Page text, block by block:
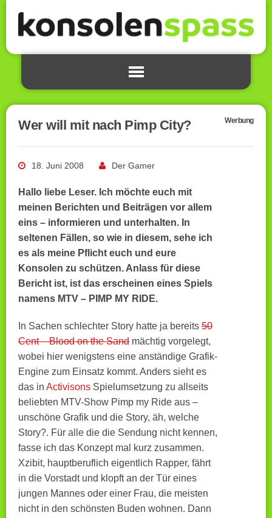
Wer will mit nach Pimp City? Werbung
18. Juni 2008 Der Gamer
Hallo liebe Leser. Ich möchte euch mit
meinen Berichten und Beiträgen vor allem
eins – informieren und unterhalten. In
seltenen Fällen, so wie in diesem, sehe ich
es als meine Pflicht euch und eure
Konsolen zu schützen. Anlass für diese
Bericht ist, ist das erscheinen eines Spiels
namens MTV – PIMP MY RIDE.
In Sachen schlechter Story hatte ja bereits 50
Cent – Blood on the Sand mächtig vorgelegt,
wobei hier wenigstens eine anständige Grafik-
Engine zum Einsatz kommt. Anders sieht es
das in Activisons Spielumsetzung zu allseits
beliebten MTV-Show Pimp my Ride aus –
unschöne Grafik und die Story, äh, welche
Story?. Für alle die die Sendung nicht kennen,
fasse ich das Konzept mal kurz zusammen.
Xzibit, hauptberuflich eigentlich Rapper, fährt
in die Vorstadt und klopft an der Tür eines
jungen Mannes oder einer Frau, die meisten
nicht in den schönsten Buden wohnen. Dann